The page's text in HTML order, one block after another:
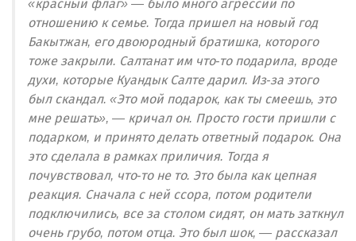
«красный флаг» — было много агрессии по
отношению к семье. Тогда пришел на новый год
Бакытжан, его двоюродный братишка, которого
тоже закрыли. Салтанат им что-то подарила, вроде
духи, которые Куандык Салте дарил. Из-за этого
был скандал. «Это мой подарок, как ты смеешь, это
мне решать», — кричал он. Просто гости пришли с
подарком, и принято делать ответный подарок. Она
это сделала в рамках приличия. Тогда я
почувствовал, что-то не то. Это была как цепная
реакция. Сначала с ней ссора, потом родители
подключились, все за столом сидят, он мать заткнул
очень грубо, потом отца. Это был шок, — рассказал